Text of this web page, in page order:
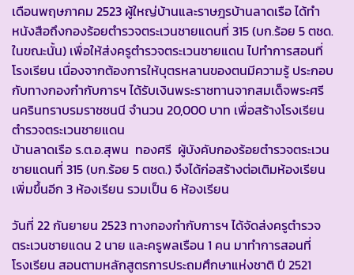
เดือนพฤษภาคม 2523 ผู้ใหญ่บ้านและราษฎรบ้านลาดเรือ ได้ทำ
หนังสือถึงกองร้อยตำรวจตระเวนชายแดนที่ 315 (บก.ร้อย 5 ตชด.
ในขณะนั้น) เพื่อให้ส่งครูตำรวจตระเวนชายแดน ไปทำการสอนที่
โรงเรียน เนื่องจากต้องการให้บุตรหลานของตนมีความรู้ ประกอบ
กับทางกองกำกับการฯ ได้รับเงินพระราชทานจากสมเด็จพระศรี
นครินทราบรมราชชนนี จำนวน 20,000 บาท เพื่อสร้างโรงเรียน
ตำรวจตระเวนชายแดน
บ้านลาดเรือ ร.ต.อ.สุพน ทองศรี ผู้บังคับกองร้อยตำรวจตระเวน
ชายแดนที่ 315 (บก.ร้อย 5 ตชด.) จึงได้ก่อสร้างต่อเติมห้องเรียน
เพิ่มขึ้นอีก 3 ห้องเรียน รวมเป็น 6 ห้องเรียน
วันที่ 22 กันยายน 2523 ทางกองกำกับการฯ ได้จัดส่งครูตำรวจ
ตระเวนชายแดน 2 นาย และครูพลเรือน 1 คน มาทำการสอนที่
โรงเรียน สอนตามหลักสูตรการประถมศึกษาแห่งชาติ ปี 2521